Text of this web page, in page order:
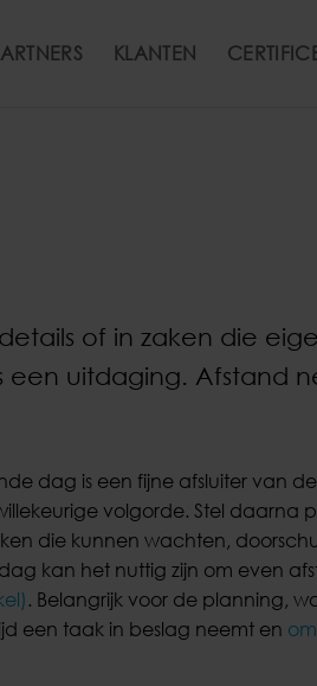
KLANTEN
of in zaken die
uitdaging. Afstand
dag is een fijne afsluiter van
volgorde. Stel daarna
die kunnen wachten,
kan het nuttig zijn om even
. Belangrijk voor de planning,
een taak in beslag neemt en